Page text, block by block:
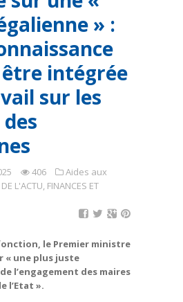
» :
intégrée
sur les
406
Aides aux
L'ACTU, FINANCES ET
le Premier ministre
« une plus juste
l’engagement des maires
l’Etat ».